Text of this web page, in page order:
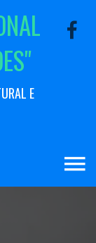
NAL
ES"
URAL E